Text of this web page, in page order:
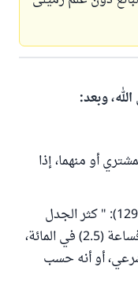
وبعد:
أو منهما، إذا
وجاء في "فتاوى اللجنة الدائمة" (13/ 129): " كثر الجدل
حول مقدار السعي الذي يأخذه الدلال، فساعة (2.5) في المائة،
الشرعي، أو أنه حسب